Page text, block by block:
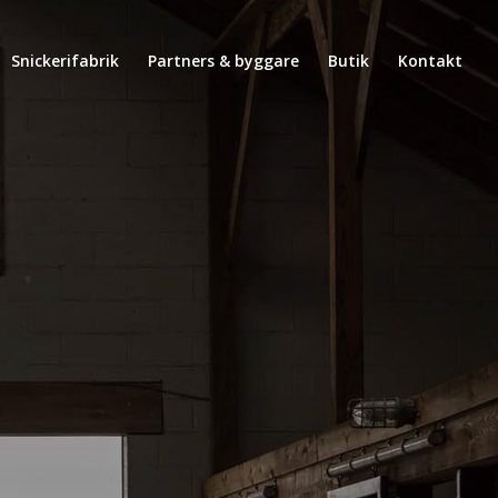
Snickerifabrik Partners & byggare Butik Kontakt